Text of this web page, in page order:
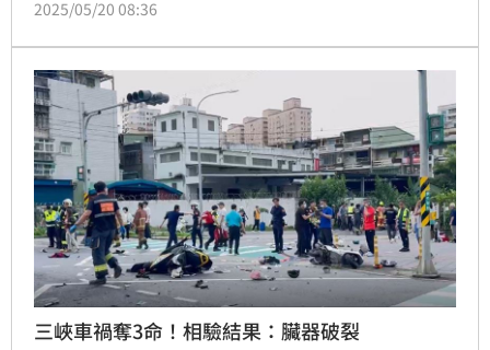
小孩，也提醒孩童，即便在人行道也要環顧四周，確保
2025/05/20 08:36
三峽車禍奪3命！相驗結果：臟器破裂